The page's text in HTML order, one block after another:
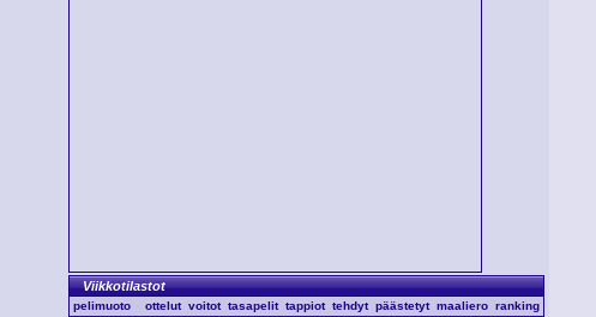
Viikkotilastot
pelimuoto ottelut voitot tasapelit tappiot tehdyt päästetyt maaliero ranking